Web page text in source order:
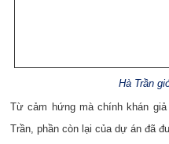
Hà Trần
Từ cảm hứng mà chính khán giả
Trần, phần còn lại của dự án đã